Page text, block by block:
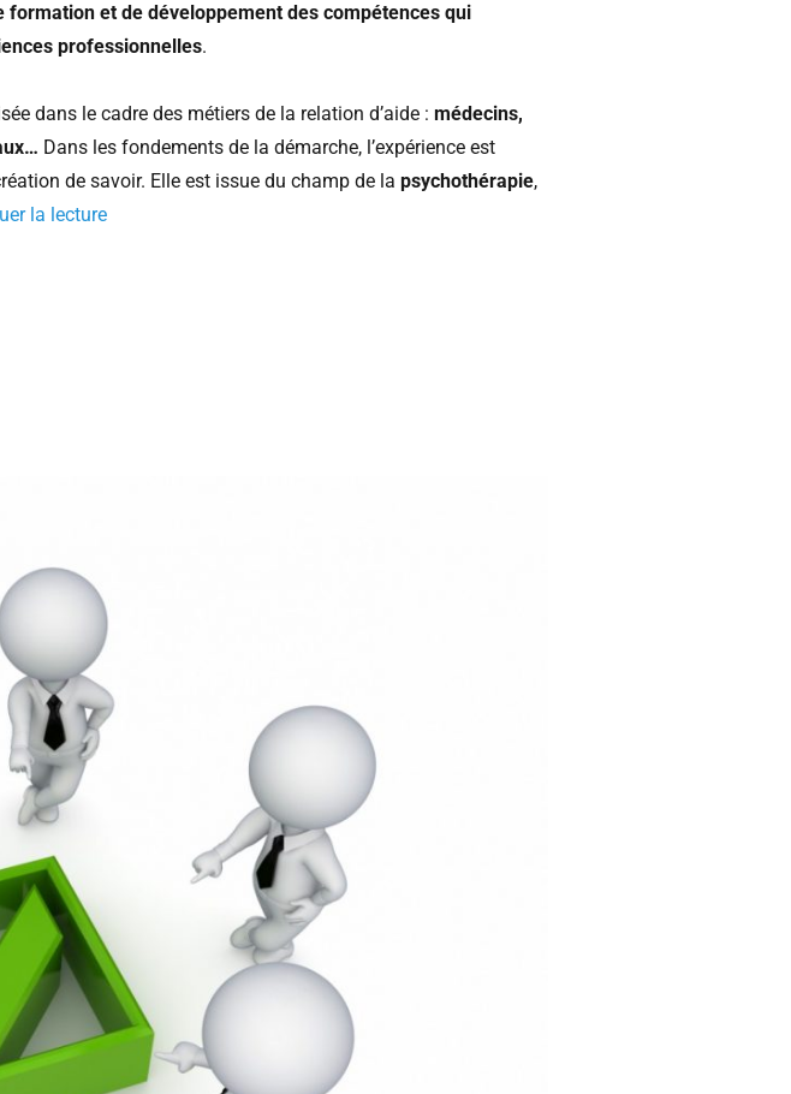
formation et de développement des compétences qui
professionnelles.
dans le cadre des métiers de la relation d’aide : médecins,
Dans les fondements de la démarche, l’expérience est
de savoir. Elle est issue du champ de lapsychothérapie,
la lecture